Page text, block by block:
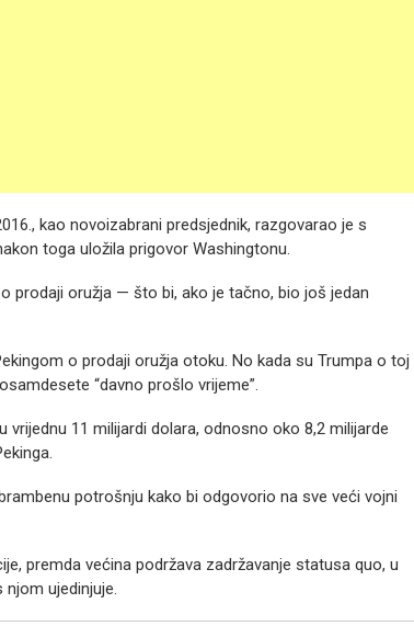
kao novoizabrani predsjednik, razgovarao je s
toga uložila prigovor Washingtonu.
prodaji oružja — što bi, ako je tačno, bio još jedan
o prodaji oružja otoku. No kada su Trumpa o toj
“davno prošlo vrijeme”.
11 milijardi dolara, odnosno oko 8,2 milijarde
potrošnju kako bi odgovorio na sve veći vojni
premda većina podržava zadržavanje statusa quo, u
ujedinjuje.